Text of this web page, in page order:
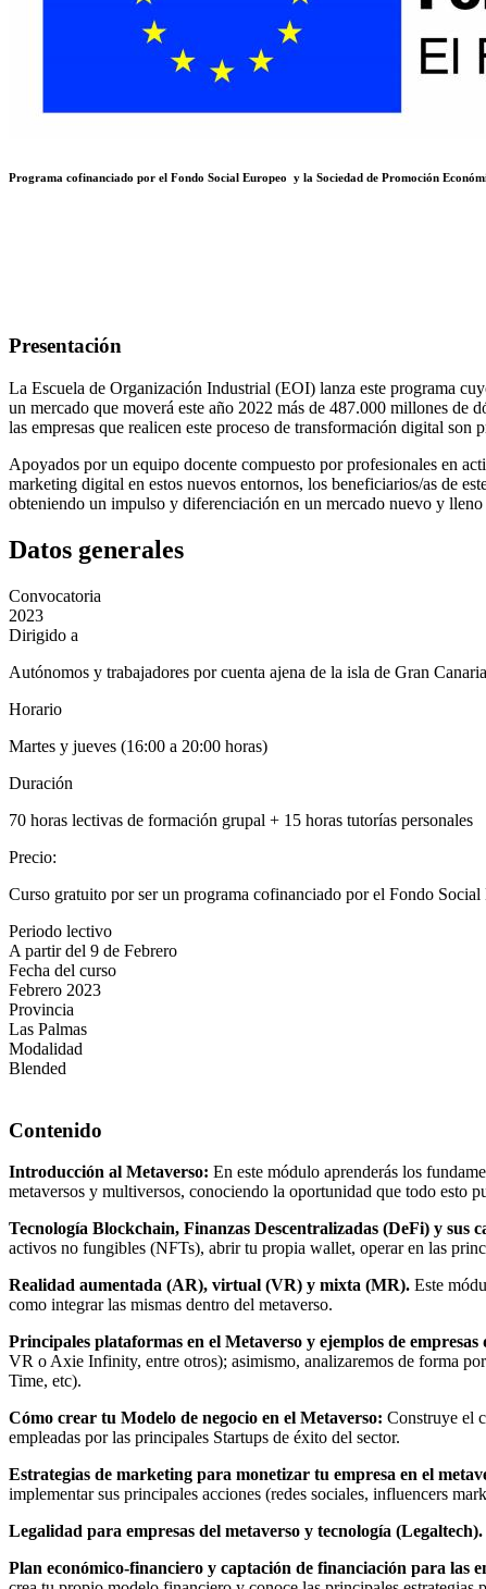
Programa cofinanciado por el Fondo Social Europeo y la Sociedad de Promoción
Presentación
La Escuela de Organización Industrial (EOI) lanza este programa
un mercado que moverá este año 2022 más de 487.000 millones de
las empresas que realicen este proceso de transformación digital son
Apoyados por un equipo docente compuesto por profesionales en
marketing digital en estos nuevos entornos, los beneficiarios/as de
obteniendo un impulso y diferenciación en un mercado nuevo y lleno
Datos generales
Convocatoria
2023
Dirigido a
Autónomos y trabajadores por cuenta ajena de la isla de Gran Canaria
Horario
Martes y jueves (16:00 a 20:00 horas)
Duración
70 horas lectivas de formación grupal + 15 horas tutorías personales
Precio:
Curso gratuito por ser un programa cofinanciado por el Fondo
Periodo lectivo
A partir del 9 de Febrero
Fecha del curso
Febrero 2023
Provincia
Las Palmas
Modalidad
Blended
Contenido
Introducción al Metaverso: En este módulo aprenderás los
metaversos y multiversos, conociendo la oportunidad que todo esto
Tecnología Blockchain, Finanzas Descentralizadas (DeFi) y sus
activos no fungibles (NFTs), abrir tu propia wallet, operar en las
Realidad aumentada (AR), virtual (VR) y mixta (MR). Este
como integrar las mismas dentro del metaverso.
Principales plataformas en el Metaverso y ejemplos de empresas
VR o Axie Infinity, entre otros); asimismo, analizaremos de forma
Time, etc).
Cómo crear tu Modelo de negocio en el Metaverso: Construye el
empleadas por las principales Startups de éxito del sector.
Estrategias de marketing para monetizar tu empresa en el
implementar sus principales acciones (redes sociales, influencers
Legalidad para empresas del metaverso y tecnología (Legaltech).
Plan económico-financiero y captación de financiación para las